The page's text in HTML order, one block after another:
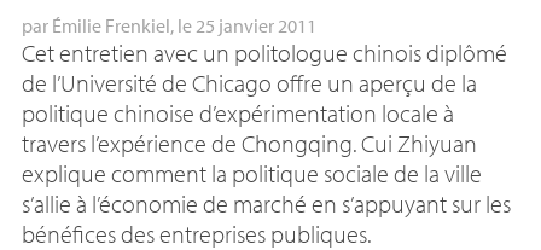
par Émilie Frenkiel, le 25 janvier 2011
Cet entretien avec un politologue chinois diplômé
de l’Université de Chicago offre un aperçu de la
politique chinoise d’expérimentation locale à
travers l’expérience de Chongqing. Cui Zhiyuan
explique comment la politique sociale de la ville
s’allie à l’économie de marché en s’appuyant sur les
bénéfices des entreprises publiques.